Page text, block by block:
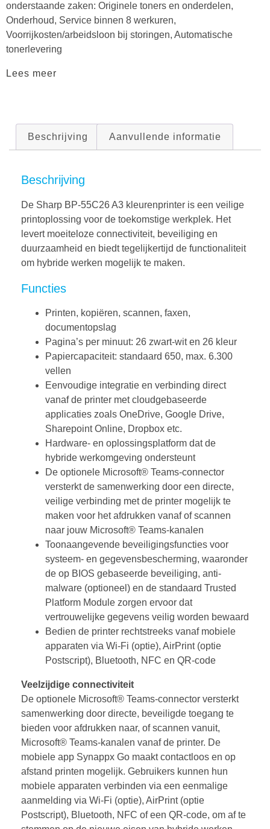
onderstaande zaken: Originele toners en onderdelen,
Onderhoud, Service binnen 8 werkuren,
Voorrijkosten/arbeidsloon bij storingen, Automatische
tonerlevering
Lees meer
Beschrijving Aanvullende informatie
Beschrijving
De Sharp BP-55C26 A3 kleurenprinter is een veilige
printoplossing voor de toekomstige werkplek. Het
levert moeiteloze connectiviteit, beveiliging en
duurzaamheid en biedt tegelijkertijd de functionaliteit
om hybride werken mogelijk te maken.
Functies
Printen, kopiëren, scannen, faxen,
documentopslag
Pagina’s per minuut: 26 zwart-wit en 26 kleur
Papiercapaciteit: standaard 650, max. 6.300
vellen
Eenvoudige integratie en verbinding direct
vanaf de printer met cloudgebaseerde
applicaties zoals OneDrive, Google Drive,
Sharepoint Online, Dropbox etc.
Hardware- en oplossingsplatform dat de
hybride werkomgeving ondersteunt
De optionele Microsoft® Teams-connector
versterkt de samenwerking door een directe,
veilige verbinding met de printer mogelijk te
maken voor het afdrukken vanaf of scannen
naar jouw Microsoft® Teams-kanalen
Toonaangevende beveiligingsfuncties voor
systeem- en gegevensbescherming, waaronder
de op BIOS gebaseerde beveiliging, anti-
malware (optioneel) en de standaard Trusted
Platform Module zorgen ervoor dat
vertrouwelijke gegevens veilig worden bewaard
Bedien de printer rechtstreeks vanaf mobiele
apparaten via Wi-Fi (optie), AirPrint (optie
Postscript), Bluetooth, NFC en QR-code
Veelzijdige connectiviteit
De optionele Microsoft® Teams-connector versterkt
samenwerking door directe, beveiligde toegang te
bieden voor afdrukken naar, of scannen vanuit,
Microsoft® Teams-kanalen vanaf de printer. De
mobiele app Synappx Go maakt contactloos en op
afstand printen mogelijk. Gebruikers kunnen hun
mobiele apparaten verbinden via een eenmalige
aanmelding via Wi-Fi (optie), AirPrint (optie
Postscript), Bluetooth, NFC of een QR-code, om af te